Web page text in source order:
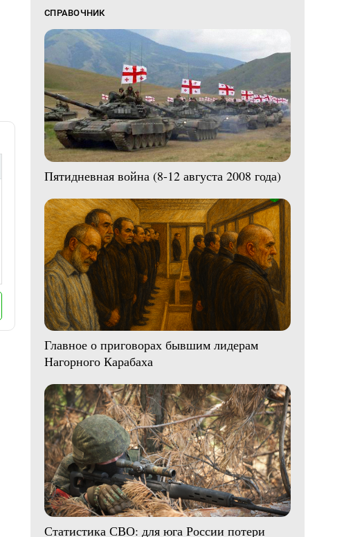
СПРАВОЧНИК
Пятидневная война (8-12 августа 2008 года)
Главное о приговорах бывшим лидерам
Нагорного Карабаха
Статистика СВО: для юга России потери